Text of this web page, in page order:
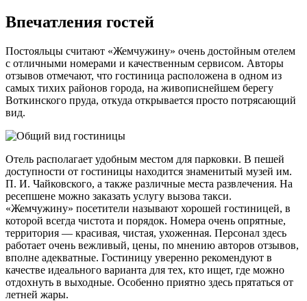
Впечатления гостей
Постояльцы считают «Жемчужину» очень достойным отелем
с отличными номерами и качественным сервисом. Авторы
отзывов отмечают, что гостиница расположена в одном из
самых тихих районов города, на живописнейшем берегу
Воткинского пруда, откуда открывается просто потрясающий
вид.
Отель располагает удобным местом для парковки. В пешей
доступности от гостиницы находится знаменитый музей им.
П. И. Чайковского, а также различные места развлечения. На
ресепшене можно заказать услугу вызова такси.
«Жемчужину» посетители называют хорошей гостиницей, в
которой всегда чистота и порядок. Номера очень опрятные,
территория — красивая, чистая, ухоженная. Персонал здесь
работает очень вежливый, цены, по мнению авторов отзывов,
вполне адекватные. Гостиницу уверенно рекомендуют в
качестве идеального варианта для тех, кто ищет, где можно
отдохнуть в выходные. Особенно приятно здесь прятаться от
летней жары.